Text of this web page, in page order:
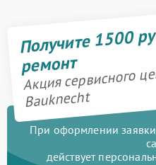
Получите 1500
ремонт
Акция сервисного
Bauknecht
При оформлении
действует